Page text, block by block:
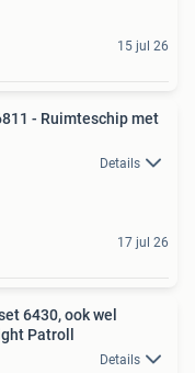
15 jul 26
- Ruimteschip met
Details
17 jul 26
6430, ook wel
Patroll
Details